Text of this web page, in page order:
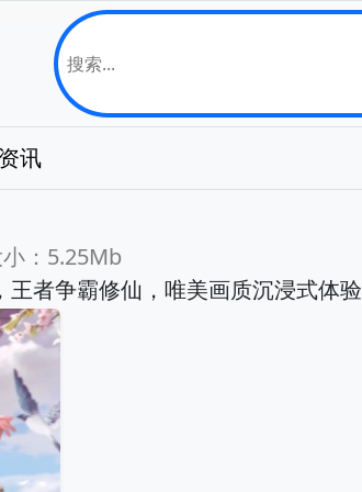
讯
：5.25Mb
王者争霸修仙，唯美画质沉浸式体验